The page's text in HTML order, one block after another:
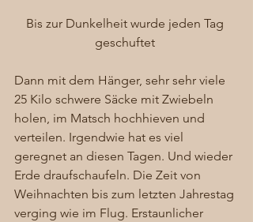
Bis zur Dunkelheit wurde jeden Tag
geschuftet
Dann mit dem Hänger, sehr sehr viele
25 Kilo schwere Säcke mit Zwiebeln
holen, im Matsch hochhieven und
verteilen. Irgendwie hat es viel
geregnet an diesen Tagen. Und wieder
Erde draufschaufeln. Die Zeit von
Weihnachten bis zum letzten Jahrestag
verging wie im Flug. Erstaunlicher